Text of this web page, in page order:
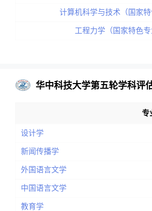
计算机科学与技术（国家特
工程力学（国家特色专
华中科技大学第五轮学科评
专
设计学
新闻传播学
外国语言文学
中国语言文学
教育学